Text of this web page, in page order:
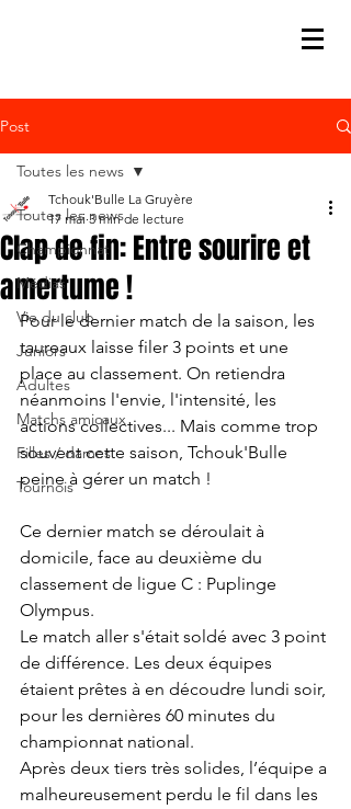
Post
Toutes les news
Championnat
Médias
Vie du club
Juniors
Adultes
Matchs amicaux
Filles / dames
Tournois
Toutes les news
Clap de fin: Entre sourire et
amertume !
Tchouk'Bulle La Gruyère
17 mai 3 min de lecture
Pour le dernier match de la saison, les
taureaux laisse filer 3 points et une
place au classement. On retiendra
néanmoins l'envie, l'intensité, les
actions collectives... Mais comme trop
souvent cette saison, Tchouk'Bulle
peine à gérer un match !
Ce dernier match se déroulait à
domicile, face au deuxième du
classement de ligue C : Puplinge
Olympus.
Le match aller s'était soldé avec 3 point
de différence. Les deux équipes
étaient prêtes à en découdre lundi soir,
pour les dernières 60 minutes du
championnat national.
Après deux tiers très solides, l’équipe a
malheureusement perdu le fil dans les